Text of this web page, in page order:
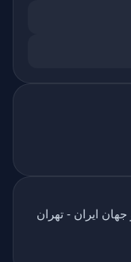
ایران - تهران